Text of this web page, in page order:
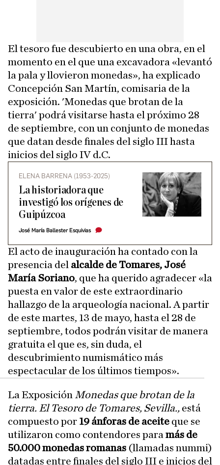
El tesoro fue descubierto en una obra, en el
momento en el que una excavadora «levantó
la pala y llovieron monedas», ha explicado
Concepción San Martín, comisaria de la
exposición. 'Monedas que brotan de la
tierra' podrá visitarse hasta el próximo 28
de septiembre, con un conjunto de monedas
que datan desde finales del siglo III hasta
inicios del siglo IV d.C.
ELENA BARRENA (1953-2025)
La historiadora que
investigó los orígenes de
Guipúzcoa
José María Ballester Esquivias
El acto de inauguración ha contado con la
presencia del alcalde de Tomares, José
María Soriano, que ha querido agradecer «la
puesta en valor de este extraordinario
hallazgo de la arqueología nacional. A partir
de este martes, 13 de mayo, hasta el 28 de
septiembre, todos podrán visitar de manera
gratuita el que es, sin duda, el
descubrimiento numismático más
espectacular de los últimos tiempos».
La Exposición Monedas que brotan de la
tierra. El Tesoro de Tomares, Sevilla., está
compuesto por 19 ánforas de aceite que se
utilizaron como contendores para más de
50.000 monedas romanas (llamadas nummi)
datadas entre finales del siglo III e inicios del